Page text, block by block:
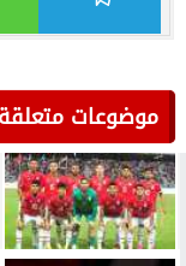
موضوعات متعلقة